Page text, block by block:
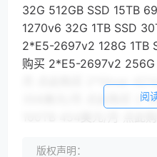
32G 512GB SSD 15TB
1270v6 32G 1TB SSD
2*E5-2697v2 128G 1TB
购买 2*E5-2697v2
月 点此购买 2*Silver
358美元/月 点此购买
阅
版权声明：